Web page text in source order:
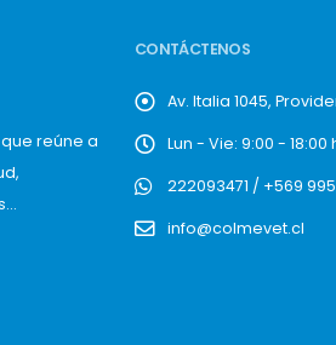
reúne a
CONTÁCTENOS
Av. Italia 1045,
Lun - Vie: 9:00 - 18:00
222093471 / +569
info@colmevet.cl